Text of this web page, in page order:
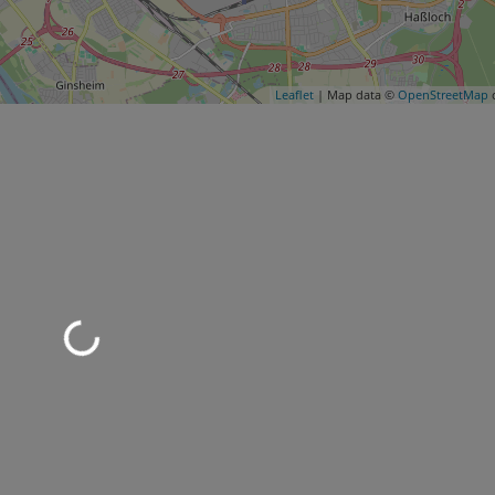
Leaflet | Map data © OpenStreetMap
geladen …